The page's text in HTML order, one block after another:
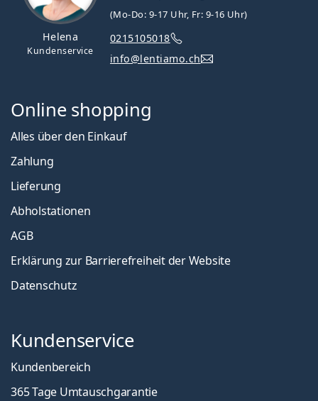
Helena
Kundenservice
(Mo-Do: 9-17 Uhr, Fr: 9-16 Uhr)
0215105018
info@lentiamo.ch
Online shopping
Alles über den Einkauf
Zahlung
Lieferung
Abholstationen
AGB
Erklärung zur Barrierefreiheit der Website
Datenschutz
Kundenservice
Kundenbereich
365 Tage Umtauschgarantie